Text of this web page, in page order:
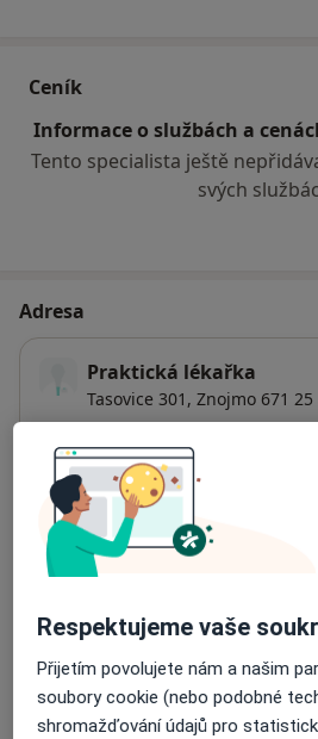
Ceník
Informace o službách a
Tento specialista ještě
svých
Adresa
Praktická lékařka
Tasovice 301, Znojmo 671 25
Dostupnost
Na této adrese online kalendář
Co mám v takové situaci udělat?
Způsoby platby (soukromé
Na teto adrese lékař přijímá
Detaily
Respektujeme vaše
Přijetím povolujete nám a našim
soubory cookie (nebo podobné
shromažďování údajů pro